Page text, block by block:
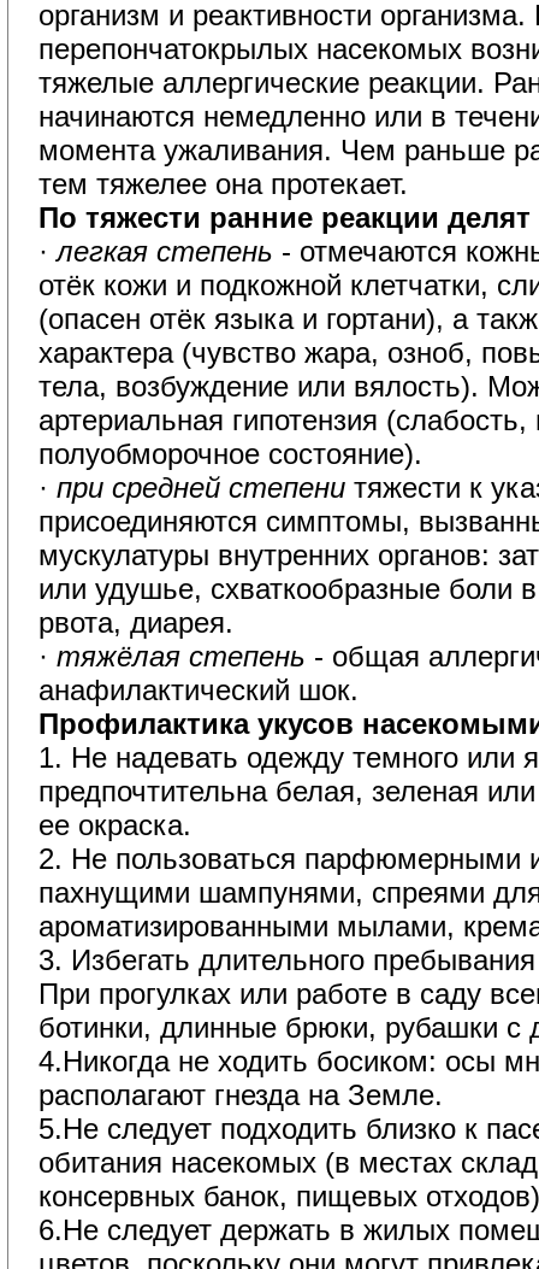
организм и реактивности организма.
перепончатокрылых насекомых
тяжелые аллергические реакции.
начинаются немедленно или в
момента ужаливания. Чем раньше
тем тяжелее она протекает.
По тяжести ранние реакции делят
·легкая степень - отмечаются
отёк кожи и подкожной клетчатки,
(опасен отёк языка и гортани), а
характера (чувство жара, озноб,
тела, возбуждение или вялость).
артериальная гипотензия
полуобморочное состояние).
· при средней степени тяжести к
присоединяются симптомы,
мускулатуры внутренних органов:
или удушье, схваткообразные боли
рвота, диарея.
· тяжёлая степень - общая
анафилактический шок.
Профилактика укусов
1. Не надевать одежду темного или
предпочтительна белая, зеленая
ее окраска.
2. Не пользоваться парфюмерными
пахнущими шампунями, спреями
ароматизированными мылами,
3. Избегать длительного
При прогулках или работе в саду
ботинки, длинные брюки, рубашки
4.Никогда не ходить босиком: осы
располагают гнезда на Земле.
5.Не следует подходить близко к
обитания насекомых (в местах
консервных банок, пищевых
6.Не следует держать в жилых